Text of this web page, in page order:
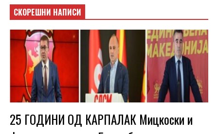
СКОРЕШНИ НАПИСИ
25 ГОДИНИ ОД КАРПАЛАК Мицкоски и